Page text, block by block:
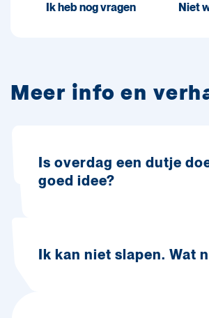
Ik heb nog vragen Niet
Meer info en
Is overdag een dutje
goed idee?
Ik kan niet slapen. Wat